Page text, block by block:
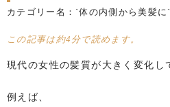
カテゴリー名： `体の内側から美髪に`
この記事は約4分で読めます。
現代の女性の髪質が大きく変化し
例えば、